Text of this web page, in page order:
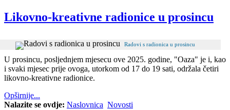
Likovno-kreativne radionice u prosincu
Radovi s radionica u prosincu
U prosincu, posljednjem mjesecu ove 2025. godine, "Oaza" je i, kao
i svaki mjesec prije ovoga, utorkom od 17 do 19 sati, održala četiri
likovno-kreativne radionice.
Opširnije...
Nalazite se ovdje: Naslovnica Novosti